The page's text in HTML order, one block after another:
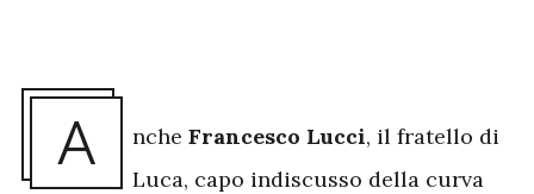
A nche Francesco Lucci, il fratello di
Luca, capo indiscusso della curva